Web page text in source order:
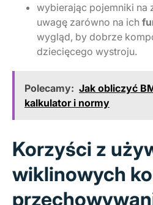
wybierając pojemniki na
uwagę zarówno na ich
wygląd, by dobrze
dziecięcego wystroju.
Polecamy: Jak obliczyć
kalkulator i normy
Korzyści z
wiklinowych